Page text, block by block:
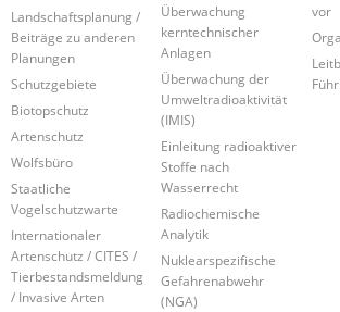
Landschaftsplanung /
Beiträge zu anderen
Planungen
Schutzgebiete
Biotopschutz
Artenschutz
Wolfsbüro
Staatliche
Vogelschutzwarte
Internationaler
Artenschutz / CITES /
Tierbestandsmeldung
/ Invasive Arten
Überwachung
kerntechnischer
Anlagen
Überwachung der
Umweltradioaktivität
(IMIS)
Einleitung radioaktiver
Stoffe nach
Wasserrecht
Radiochemische
Analytik
Nuklearspezifische
Gefahrenabwehr
(NGA)
vor